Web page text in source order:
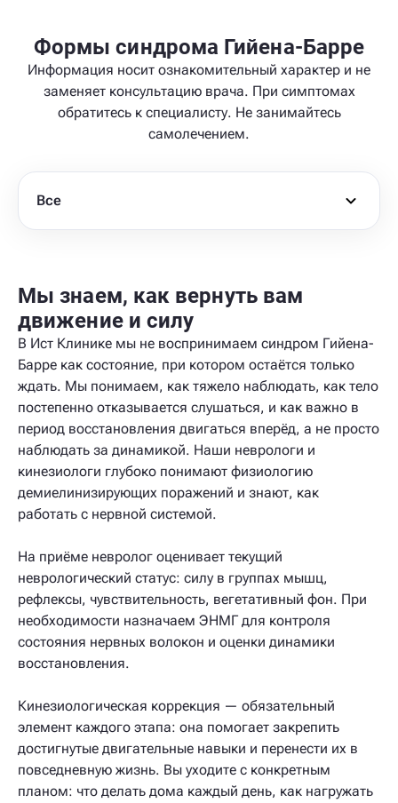
Формы синдрома Гийена-Барре
Информация носит ознакомительный характер и не
заменяет консультацию врача. При симптомах
обратитесь к специалисту. Не занимайтесь
самолечением.
Все
Мы знаем, как вернуть вам
движение и силу
В Ист Клинике мы не воспринимаем синдром Гийена-
Барре как состояние, при котором остаётся только
ждать. Мы понимаем, как тяжело наблюдать, как тело
постепенно отказывается слушаться, и как важно в
период восстановления двигаться вперёд, а не просто
наблюдать за динамикой. Наши неврологи и
кинезиологи глубоко понимают физиологию
демиелинизирующих поражений и знают, как
работать с нервной системой.
На приёме невролог оценивает текущий
неврологический статус: силу в группах мышц,
рефлексы, чувствительность, вегетативный фон. При
необходимости назначаем ЭНМГ для контроля
состояния нервных волокон и оценки динамики
восстановления.
Кинезиологическая коррекция — обязательный
элемент каждого этапа: она помогает закрепить
достигнутые двигательные навыки и перенести их в
повседневную жизнь. Вы уходите с конкретным
планом: что делать дома каждый день, как нагружать